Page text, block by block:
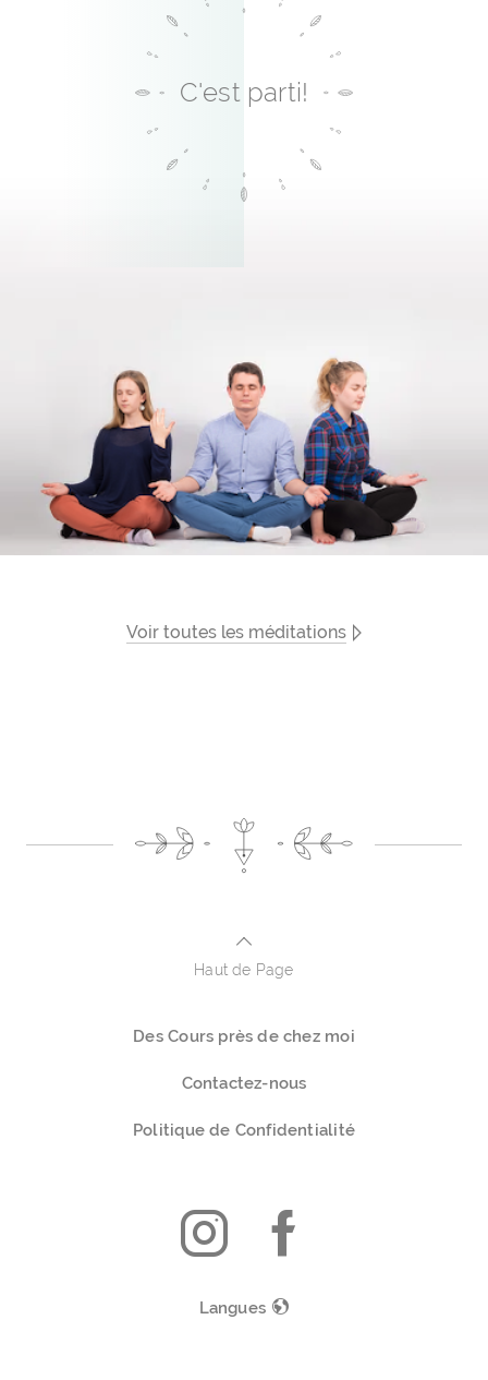
C'est parti!
Voir toutes les méditations
Haut de Page
Des Cours près de chez moi
Contactez-nous
Politique de Confidentialité
Langues